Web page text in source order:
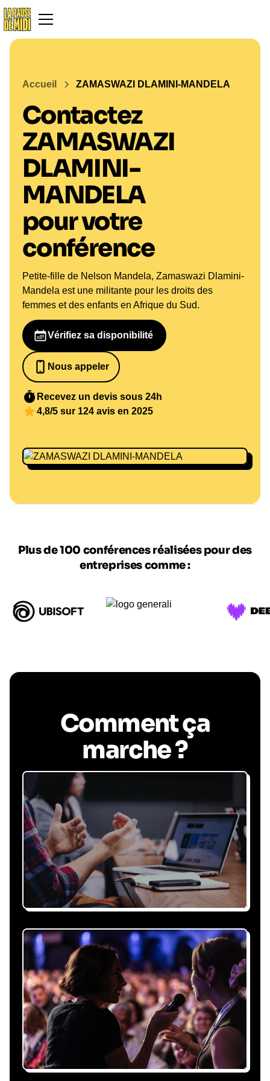
Accueil ZAMASWAZI DLAMINI-MANDELA
Contactez
ZAMASWAZI
DLAMINI-
MANDELA
pour votre
conférence
Petite-fille de Nelson Mandela, Zamaswazi Dlamini-
Mandela est une militante pour les droits des
femmes et des enfants en Afrique du Sud.
Vérifiez sa disponibilité
Nous appeler
0652698481
Recevez un devis sous 24h
4,8/5 sur 124 avis en 2025
Plus de 100 conférences réalisées pour des
entreprises comme :
Comment ça
marche ?
Recevez une proposition
sous 24h
Expliquez-nous vos besoins, on vous répond
sous 24h avec une proposition
personnalisée, claire et adaptée à votre
événement et à vos contraintes.